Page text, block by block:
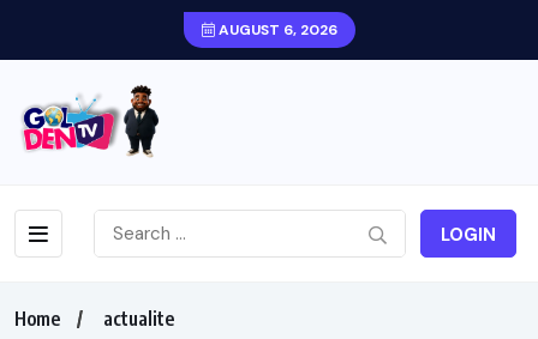
AUGUST 6, 2026
LOGIN
Home
actualite